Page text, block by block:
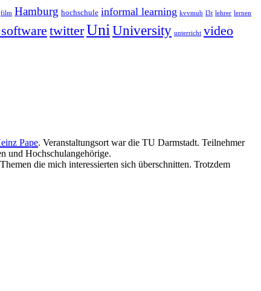
film Hamburg hochschule informal learning kvvmub l3t lehrer lernen
twitterUniUniversity unterricht video
Pape. Veranstaltungsort war die TU Darmstadt. Teilnehmer
und Hochschulangehörige.
die mich interessierten sich überschnitten. Trotzdem